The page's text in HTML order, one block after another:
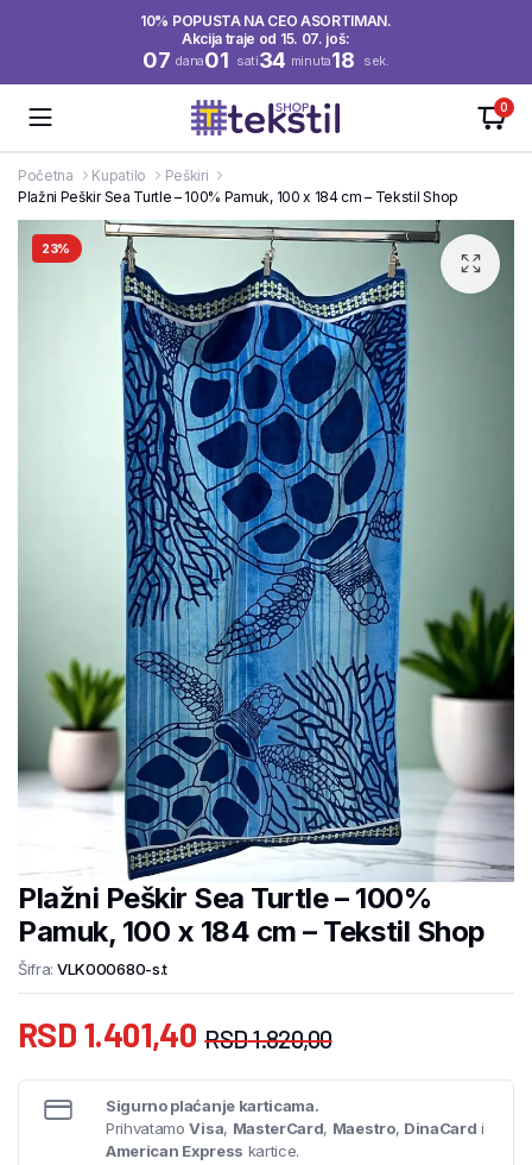
10% POPUSTA NA CEO ASORTIMAN.
Akcija traje od 15. 07. još:
07 dana01 sati34 minuta18 sek.
0
Početna Kupatilo
Peškiri
Plažni Peškir Sea Turtle – 100% Pamuk, 100 x 184 cm – Tekstil Shop
23%
Plažni Peškir Sea Turtle – 100%
Pamuk, 100 x 184 cm – Tekstil Shop
Šifra: VLK000680-s.t
RSD1.820,00
RSD 1.401,40
Sigurno plaćanje karticama.
PrihvatamoVisa, MasterCard, Maestro, DinaCard i
American Express kartice.